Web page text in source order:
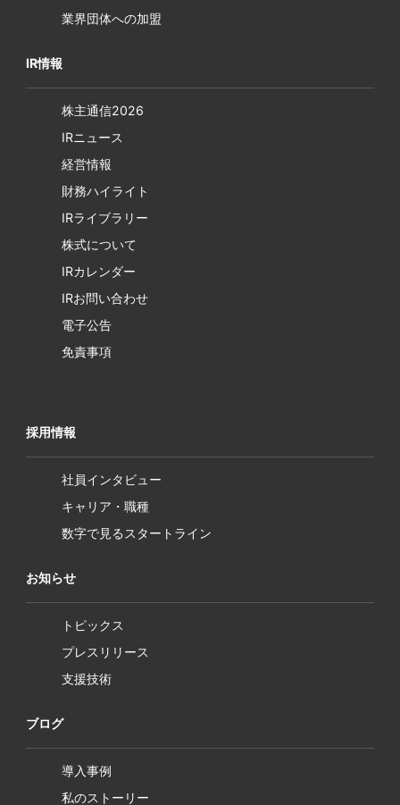
業界団体への加盟
IR情報
株主通信2026
IRニュース
経営情報
財務ハイライト
IRライブラリー
株式について
IRカレンダー
IRお問い合わせ
電子公告
免責事項
採用情報
社員インタビュー
キャリア・職種
数字で見るスタートライン
お知らせ
トピックス
プレスリリース
支援技術
ブログ
導入事例
私のストーリー